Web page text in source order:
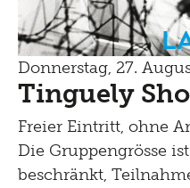
Donnerstag, 27.
Tinguely
Freier Eintritt, ohne
Die Gruppengrösse
beschränkt,